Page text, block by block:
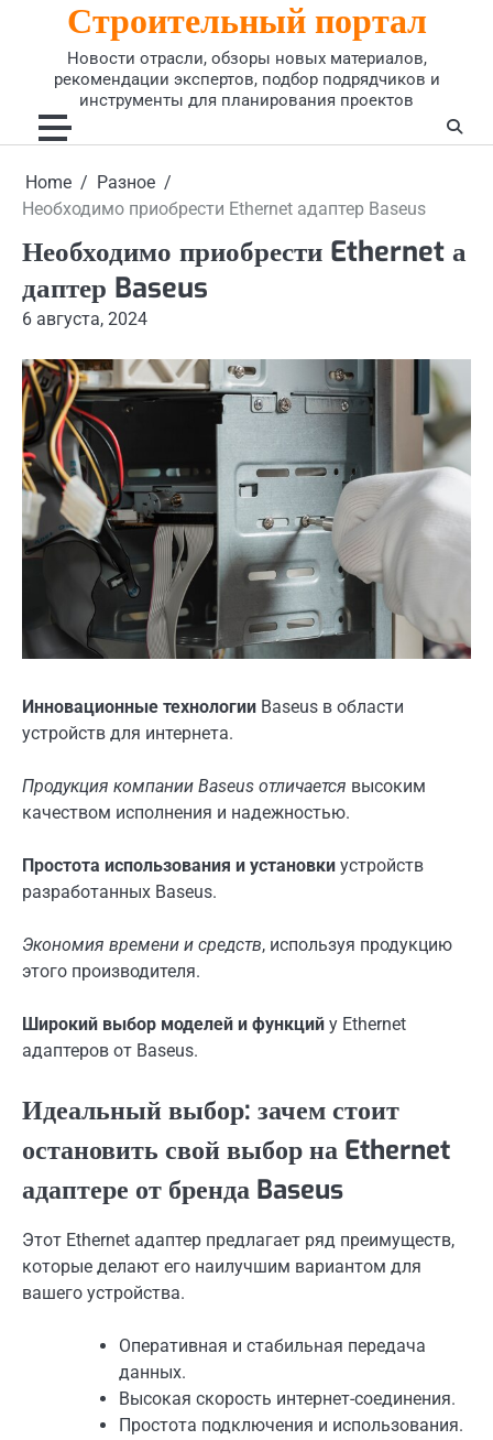
Строительный портал
Новости отрасли, обзоры новых материалов,
рекомендации экспертов, подбор подрядчиков и
инструменты для планирования проектов
Home
Разное
Необходимо приобрести Ethernet адаптер Baseus
Необходимо приобрести Ethernet а
даптер Baseus
6 августа, 2024
Инновационные технологии Baseus в области
устройств для интернета.
Продукция компании Baseus отличается высоким
качеством исполнения и надежностью.
Простота использования и установки устройств
разработанных Baseus.
Экономия времени и средств, используя продукцию
этого производителя.
Широкий выбор моделей и функций у Ethernet
адаптеров от Baseus.
Идеальный выбор: зачем стоит
остановить свой выбор на Ethernet
адаптере от бренда Baseus
Этот Ethernet адаптер предлагает ряд преимуществ,
которые делают его наилучшим вариантом для
вашего устройства.
Оперативная и стабильная передача
данных.
Высокая скорость интернет-соединения.
Простота подключения и использования.